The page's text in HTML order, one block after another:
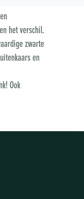
het verschil.
zwarte
en
Ook